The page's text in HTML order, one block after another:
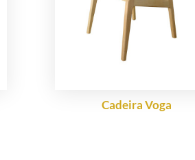
Cadeira Voga